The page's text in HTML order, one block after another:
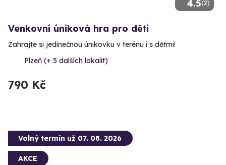
4.5(2)
Venkovní úniková hra pro děti
Zahrajte si jedinečnou únikovku v terénu i s dětmi!
Plzeň (+ 5 dalších lokalit)
790 Kč
Volný termín už 07. 08. 2026
AKCE